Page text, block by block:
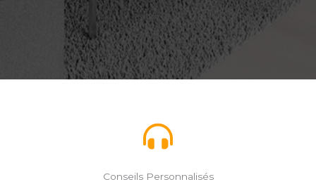
Conseils Personnalisés